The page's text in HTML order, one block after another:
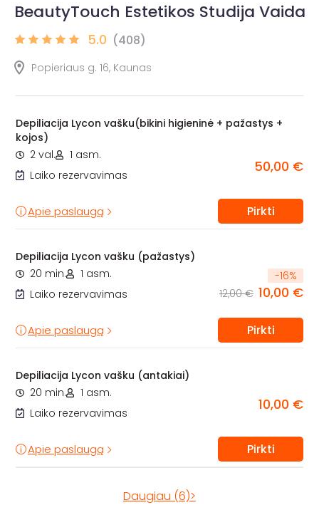
BeautyTouch Estetikos Studija Vaida
5.0 (408)
Popieriaus g. 16, Kaunas
Depiliacija Lycon vašku(bikini higieninė + pažastys +
kojos)
2 val.
1 asm.
Laiko rezervavimas
50,00 €
Apie paslaugą Pirkti
Depiliacija Lycon vašku (pažastys)
20 min.
1 asm.
Laiko rezervavimas
-16%
12,00 € 10,00 €
Apie paslaugą Pirkti
Depiliacija Lycon vašku (antakiai)
20 min.
1 asm.
Laiko rezervavimas
10,00 €
Apie paslaugą Pirkti
Daugiau (6)>